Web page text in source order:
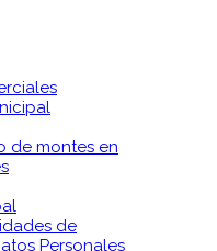
de montes en
de
Personales